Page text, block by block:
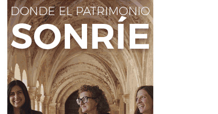
vuelve a acercarlo a esa querida zona del Esla, donde la
música parece encontrar un lugar natural.
Luis Mera Lucky en Leóndeja una idea clara: hay
canciones que nacen de paisajes concretos, pero
terminan hablando a cualquiera que haya sentido que un
lugar también puede ser hogar.
Fuente Ahora León